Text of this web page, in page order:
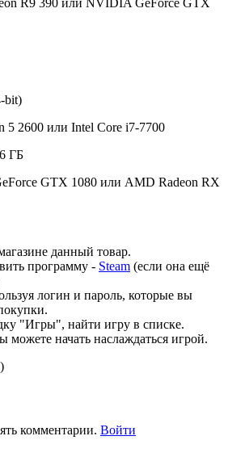
bit)
5 2600 или Intel Core i7-7700
ГБ
GTX 1080 или AMD Radeon RX
данный товар.
программу - Steam (если она ещё
логин и пароль, которые вы
"Игры", найти игру в списке.
можете начать наслаждаться игрой.
комментарии. Войти